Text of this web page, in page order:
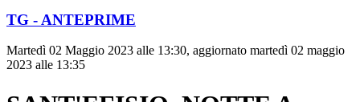
TG - ANTEPRIME
Martedì 02 Maggio 2023 alle 13:30, aggiornato martedì 02 maggio
2023 alle 13:35